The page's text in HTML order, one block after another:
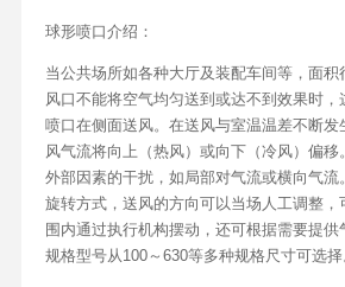
球形喷口介绍：
当公共场所如各种大厅及装配车间等，面积
风口不能将空气均匀送到或达不到效果时，
喷口在侧面送风。在送风与室温温差不断发
风气流将向上（热风）或向下（冷风）偏移
外部因素的干扰，如局部对气流或横向气流
旋转方式，送风的方向可以当场人工调整，
围内通过执行机构摆动，还可根据需要提供
规格型号从100～630等多种规格尺寸可选择